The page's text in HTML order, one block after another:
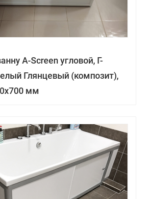
A-Screen угловой, Г-
Глянцевый (композит),
мм